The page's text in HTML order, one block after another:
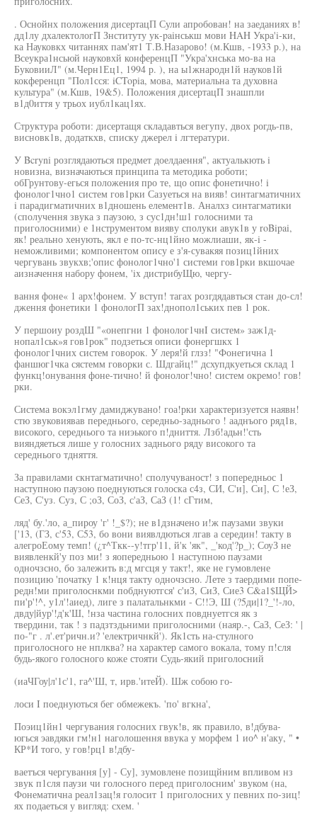
. Оснойнх положения дисертацП Сули апробован! на заеданиях в!
дд1лу дхалектологП Знституту ук-paiнськш мови HAH Укра'i-ки,
ка Науковкх читаннях пам'ят1 Т.В.Назарово! (м.Кшв, -1933 р.), на
Всеукра1нсьюй науковхй конференцП "Укра'хнська мо-ва на
БуковииЛ" (м.Черн1Ец1, 1994 р. ), на ы1жнародн1й науков1й
кокференцп "Пол1сся: iCTopia, мова, материальна та духовна
культура" (м.Кшв, 19&5). Положения дисертацП знашпли
в1д0иття у трьох иубл1кац1ях.
Структура роботи: дисертащя складавться вегупу, двох рогдь-пв,
висновк1в, додаткхв, списку джерел i лгтератури.
У Bcryni розглядаються предмет доелдаення", актуалькють i
новизна, визначаються принципа та методика роботи;
обГрунтову-егься положения про те, що опис фонетично! i
фонолог1чно1 систем гов1рки Сазуеться на вияв! синтагматичних
i парадигматичних в1дношень елемент1в. Аналхз синтагматики
(сполучення звука з паузою, з сус1дн!ш1 голосними та
приголосними) е 1нструментом вияву сполуки авук1в у roBipai,
як! реально хенують, якл е по-тс-нц1йно можлиаши, як-i -
неможливими; компонентом опису е з'я-сувакяя позиц1йних
чергувань звукхв;'опис фонолог1чно'1 системи гов1рки вкшочае
аизначення набору фонем, 'ix дистрибуЩю, чергу-
вання фоне« 1 арх!фонем. У вступ! тагах розгдядавться стан до-сл!
дження фонетики 1 фонологП зах!днопол1ських пев 1 рок.
У першоиу роздШ "«онепгни 1 фонолог1чнI систем» заж1д-
нопал1ськ»я гов1рок" подзеться описи фонергшкх 1
фонолог1чних систем говорок. У леря!й глзз! "Фонегична 1
фаншюг1чка сястемм говорки с. Шдгайц!" дсхупдкуеться склад 1
функц!онування фоне-тично! й фонолог!чно! систем окремо! гов!
рки.
Система вокэл1гму дамиджувано! гоа!рки характеризуется наявн!
стю звуковиявав переднього, середньо-заднього ! ааднъого ряд1в,
високого, середнього та ниэького п!дниття. Лзб!адьн!'сть
вияндяеться лише у голосних заднього ряду високого та
середнього тдняття.
За правилами скнтагматично! сполучуваност! з попередньос 1
наступною паузою поеднуються голоска с4з, СИ, С'и], Си], С !еЗ,
СеЗ, С'уз. Суз, С ;оЗ, СоЗ, с'аЗ, СаЗ (1! сГтим,
ляд' бу.'ло, а_пироу 'г' !_$?); не в1дзначено и!ж паузами звуки
['13, (ГЗ, с'53, С53, бо вони виявлдються лгав а середин! такту в
алегроЕому темп! (¿т^Ткк--у!тгр'11, й'к 'як", _'код'?р_); СоуЗ не
виявленкй'у поз ми! з яопередньою 1 наступною паузами
одночзсно, бо залежить в:д мгсця у такт!, яке не гумовлене
позицию 'початку 1 к!нця такту одночзсно. Лете з таердими попе-
редн!ми приголоснкми побднуютгся' с'иЗ, СиЗ, Сие3 С&а1$ЩЙ>
пи'р'!^, у1л'!аиед), лиге з палатальнкми - С!!Э, Ш (?5ди|1?_'!-ло,
двду|йур'!д'к'Ш, !нза частина голосних повднуетгся як з
твердини, так ! з падзтздьними приголосними (наяр.-, СаЗ, СеЗ: ' |
по-"г . л'.ет'ричн.и? 'електричнкй'). Як1сть на-стулного
приголосного не нплква? на характер самого вокала, тому п!сля
будь-якого голосного коже стояти Судь-який приголосний
(иаЧГоу|л'1с'1, га^'Ш, т, ирв.'итеЙ). Шж собою го-
лоси I поеднуються бег обмежекъ. 'по' вгкна',
Поэиц1йн1 чергувания голосних гвук!в, як правило, в!дбува-
югься эавдяки гм!н1 наголошення ввука у морфем 1 ио^ н'аку, " •
КР*И того, у гов!рц1 в!дбу-
ваетъся чергування [у] - Су], зумовлене позищйним впливом нз
звук п1сля паузи чи голосного перед приголосним' звуком (на,
Фонематична реал1зац!я голосит 1 приголосних у певних по-зиц!
ях подаеться у вигляд: схем. '